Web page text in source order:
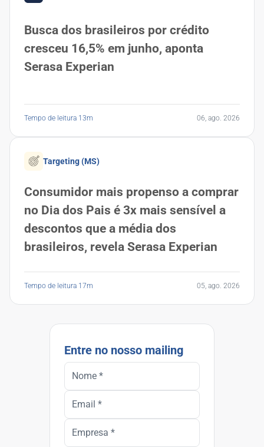
Busca dos brasileiros por crédito
cresceu 16,5% em junho, aponta
Serasa Experian
Tempo de leitura 13m 06, ago. 2026
Targeting (MS)
Consumidor mais propenso a comprar
no Dia dos Pais é 3x mais sensível a
descontos que a média dos
brasileiros, revela Serasa Experian
Tempo de leitura 17m 05, ago. 2026
Entre no nosso mailing